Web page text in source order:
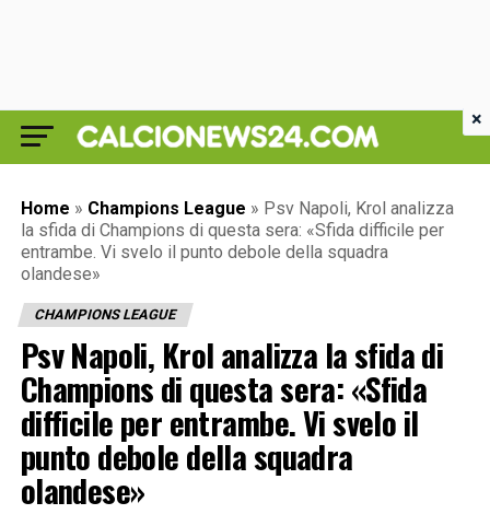
Home » Champions League » Psv Napoli, Krol analizza
la sfida di Champions di questa sera: «Sfida difficile per
entrambe. Vi svelo il punto debole della squadra
olandese»
CHAMPIONS LEAGUE
Psv Napoli, Krol analizza la sfida di
Champions di questa sera: «Sfida
difficile per entrambe. Vi svelo il
punto debole della squadra
olandese»
×